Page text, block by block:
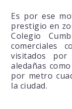
Es por ese
prestigio en
Colegio
comerciales
visitados
aledañas
por metro
la ciudad.